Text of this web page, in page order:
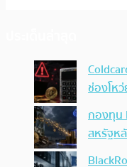
ช่องโหว่
กองทุน
สหรัฐห